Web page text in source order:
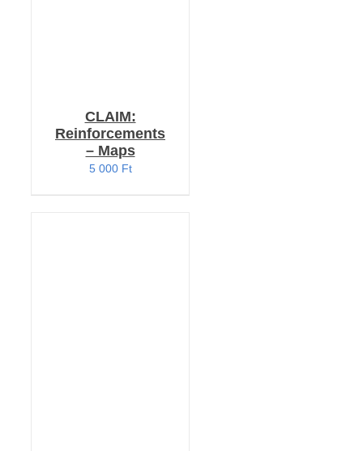
CLAIM:
Reinforcements
– Maps
5 000 Ft